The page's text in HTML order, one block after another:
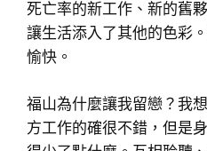
死亡率的新工作、新的舊
讓生活添入了其他的色彩
愉快。
福山為什麼讓我留戀？我
方工作的確很不錯，但是